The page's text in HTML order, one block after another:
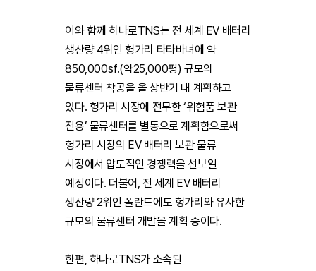
이와 함께 하나로TNS는 전 세계 EV 배터리
생산량 4위인 헝가리 타타바녀에 약
850,000sf.(약25,000평) 규모의
물류센터 착공을 올 상반기 내 계획하고
있다. 헝가리 시장에 전무한 ‘위험품 보관
전용’ 물류센터를 별동으로 계획함으로써
헝가리 시장의 EV 배터리 보관 물류
시장에서 압도적인 경쟁력을 선보일
예정이다. 더불어, 전 세계 EV 배터리
생산량 2위인 폴란드에도 헝가리와 유사한
규모의 물류센터 개발을 계획 중이다.
한편, 하나로TNS가 소속된